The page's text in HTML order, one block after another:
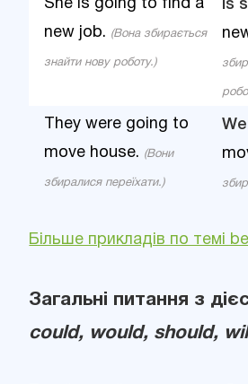
She is going to find a
new job. (Вона збирається
знайти нову роботу.)
Is
They were going to
move house. (Вони
збиралися переїхати.)
Більше прикладів по темі
Загальні питання з
could, would, should,